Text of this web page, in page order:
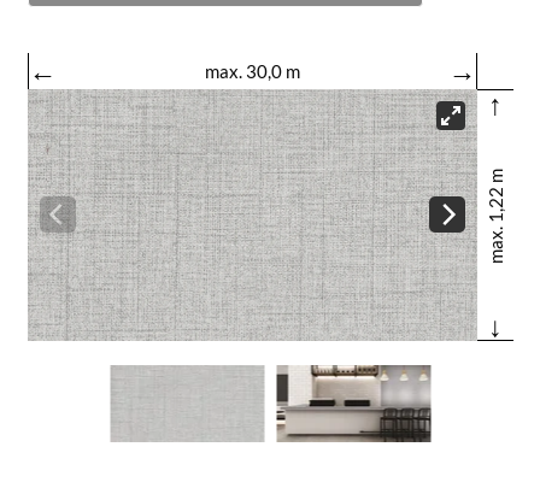
← max. 30,0 m
→
↑
max. 1,22 m
↓